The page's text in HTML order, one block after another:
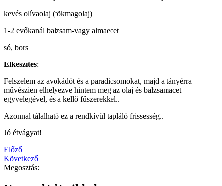
kevés olívaolaj (tökmagolaj)
1-2 evőkanál balzsam-vagy almaecet
só, bors
Elkészítés:
Felszelem az avokádót és a paradicsomokat, majd a tányérra
művészien elhelyezve hintem meg az olaj és balzsamacet
egyvelegével, és a kellő fűszerekkel..
Azonnal tálalható ez a rendkívül tápláló frissesség..
Jó étvágyat!
Előző
Következő
Megosztás: